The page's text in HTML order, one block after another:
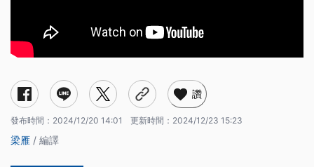
讚
發布時間： 2024/12/20 14:01 更新時間： 2024/12/23 15:23
梁雁 / 編譯